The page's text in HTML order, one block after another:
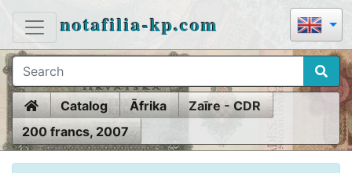
notafilia-kp.com
HomeCatalog Āfrika
Zaīre - CDR
200 francs, 2007